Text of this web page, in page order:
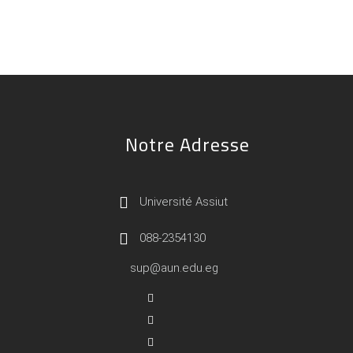
Notre Adresse
Université Assiut
088-2354130
sup@aun.edu.eg